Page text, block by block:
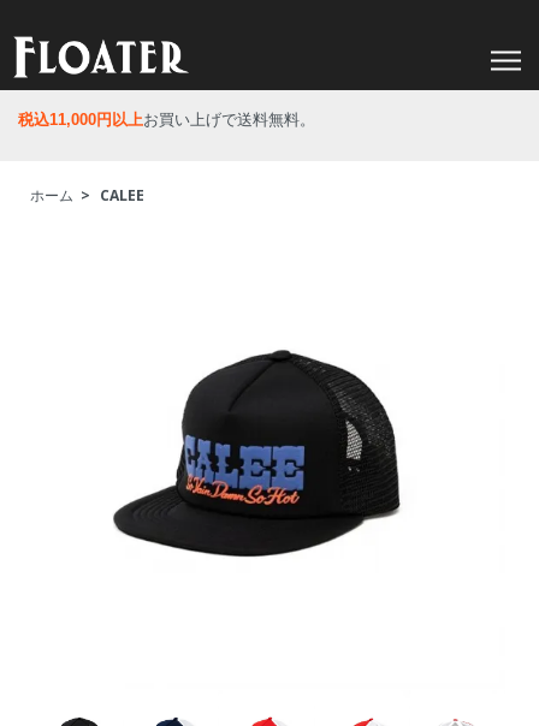
税込11,000円以上お買い上げで送料無料。
ホーム > CALEE